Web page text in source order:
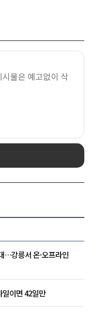
…강릉서 온·오프라인
이면 42일만